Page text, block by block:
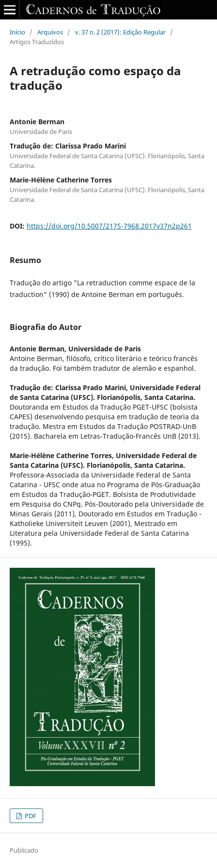
Início / Arquivos / v. 37 n. 2 (2017): Edição Regular /
Artigos Traduzidos
A retradução como espaço da
tradução
Antonie Berman
Universidade de Paris
Tradução de: Clarissa Prado Marini
Universidade Federal de Santa Catarina (UFSC). Florianópolis, Santa
Catarina.
Marie-Hélène Catherine Torres
Universidade Federal de Santa Catarina (UFSC). Florianópolis, Santa
Catarina.
DOI: https://doi.org/10.5007/2175-7968.2017v37n2p261
Resumo
Tradução do artigo "La retraduction comme espace de la
traduction" (1990) de Antoine Berman em português.
Biografia do Autor
Antonie Berman, Universidade de Paris
Antoine Berman, filósofo, crítico literário e teórico francês
da tradução. Foi também tradutor de alemão e espanhol.
Tradução de: Clarissa Prado Marini, Universidade Federal
de Santa Catarina (UFSC). Florianópolis, Santa Catarina.
Doutoranda em Estudos da Tradução PGET-UFSC (bolsista
CAPES) desenvolvendo pesquisa em tradução de teoria da
tradução. Mestra em Estudos da Tradução POSTRAD-UnB
(2015). Bacharela em Letras-Tradução-Francês UnB (2013).
Marie-Hélène Catherine Torres, Universidade Federal de
Santa Catarina (UFSC). Florianópolis, Santa Catarina.
Professora-Associada da Universidade Federal de Santa
Catarina - UFSC onde atua no Programa de Pós-Graduação
em Estudos da Tradução-PGET. Bolsista de Produtividade
em Pesquisa do CNPq. Pós-Doutorado pela Universidade de
Minas Gerais (2011), Doutorado em Estudos em Tradução -
Katholieke Universiteit Leuven (2001), Mestrado em
Literatura pela Universidade Federal de Santa Catarina
(1995).
PDF
Publicado